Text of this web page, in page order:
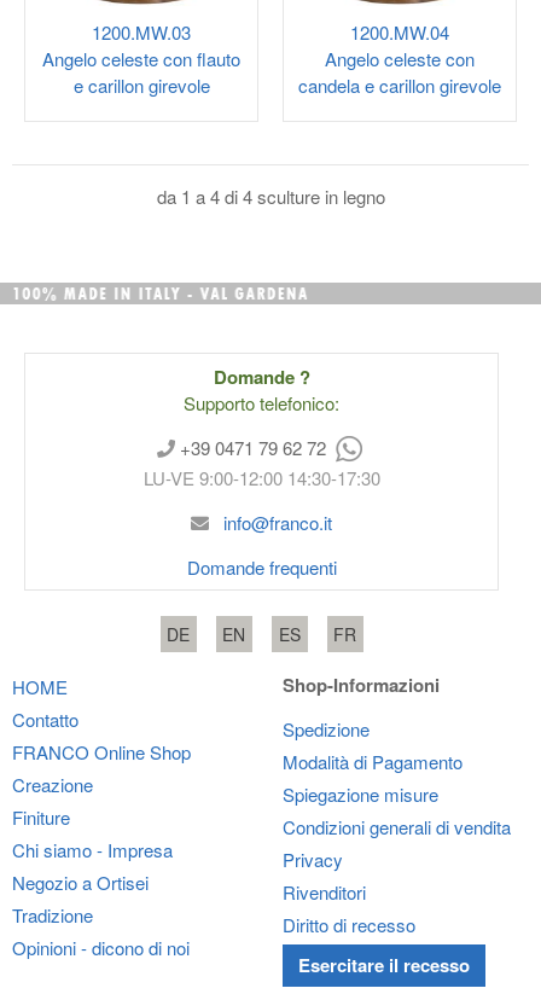
1200.MW.03
Angelo celeste con flauto
e carillon girevole
1200.MW.04
Angelo celeste con
candela e carillon girevole
da 1 a 4 di 4 sculture in legno
Domande ?
Supporto telefonico:
+39 0471 79 62 72
LU-VE 9:00-12:00 14:30-17:30
info@franco.it
Domande frequenti
DE EN ES FR
HOME
Contatto
FRANCO Online Shop
Creazione
Finiture
Chi siamo - Impresa
Negozio a Ortisei
Tradizione
Opinioni - dicono di noi
Shop-Informazioni
Spedizione
Modalità di Pagamento
Spiegazione misure
Condizioni generali di vendita
Privacy
Rivenditori
Diritto di recesso
Esercitare il recesso